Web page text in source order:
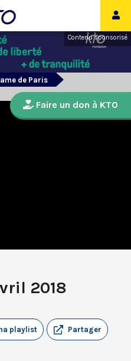
Contenu sponsorisé
de Paris
2018
Partager
playlist
Faire un don à KTO